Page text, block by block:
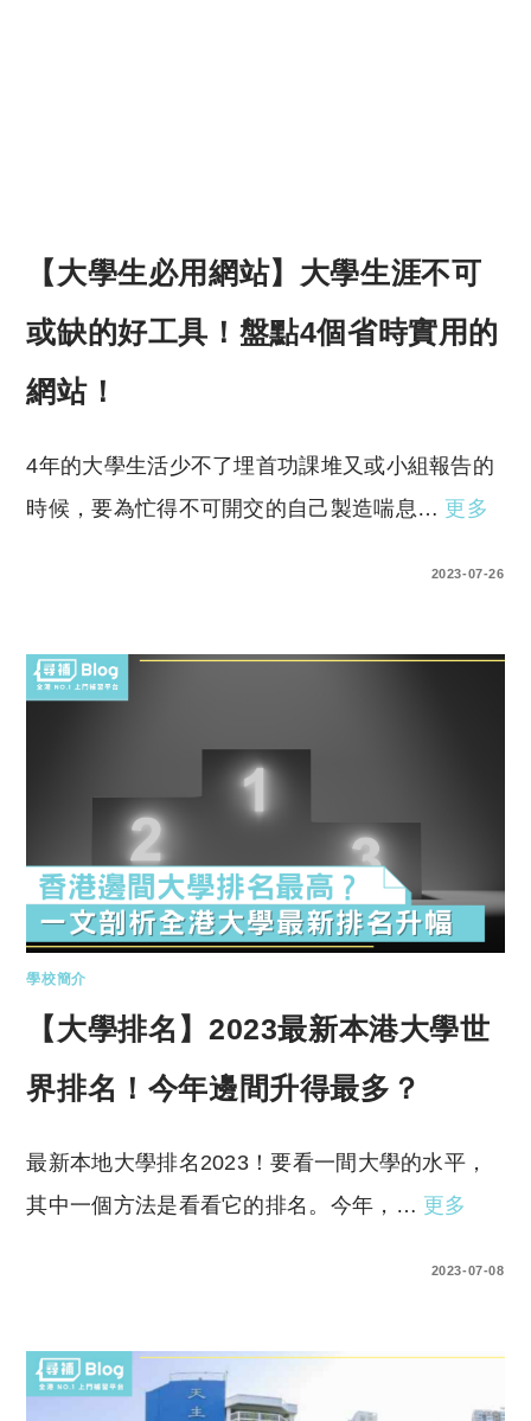
【大學生必用網站】大學生涯不可
或缺的好工具！盤點4個省時實用的
網站！
4年的大學生活少不了埋首功課堆又或小組報告的
時候，要為忙得不可開交的自己製造喘息… 更多
2023-07-26
學校簡介
【大學排名】2023最新本港大學世
界排名！今年邊間升得最多？
最新本地大學排名2023！要看一間大學的水平，
其中一個方法是看看它的排名。今年，… 更多
2023-07-08